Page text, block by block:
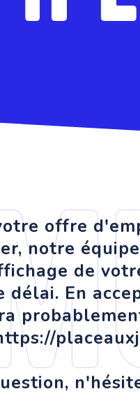
offre
notre
de
délai. En